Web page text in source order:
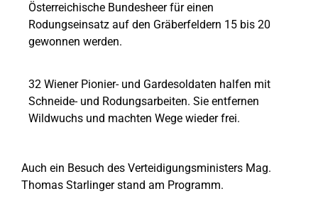
Österreichische Bundesheer für einen
Rodungseinsatz auf den Gräberfeldern 15 bis 20
gewonnen werden.
32 Wiener Pionier- und Gardesoldaten halfen mit
Schneide- und Rodungsarbeiten. Sie entfernen
Wildwuchs und machten Wege wieder frei.
Auch ein Besuch des Verteidigungsministers Mag.
Thomas Starlinger stand am Programm.